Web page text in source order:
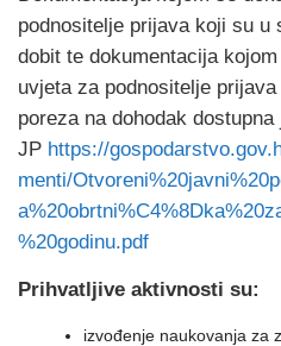
podnositelje prijava koji su u
dobit te dokumentacija
uvjeta za podnositelje
poreza na dohodak
JP https://
menti/
%20godinu.pdf
Prihvatljive aktivnosti su:
izvođenje naukovanja za